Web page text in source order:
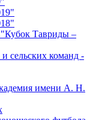
Тавриды –
сельских команд -
имени А. Н.